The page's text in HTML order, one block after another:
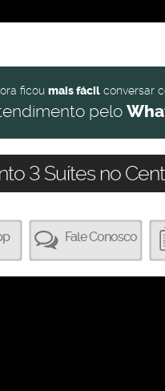
ficou mais fácil conversar
pelo
3 Suítes no
Fale Conosco